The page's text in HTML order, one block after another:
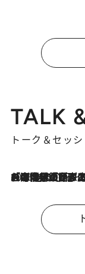
TALK
トーク＆セッ
2026.8.3
「今後値上げがあるとすれば…」「リスクがあるのは今年の冬」エネルギー専門家が語る、ホルムズ海峡封鎖が家庭にもたらす“ある心配”